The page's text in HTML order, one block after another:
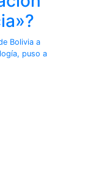
Bolivia a
puso a